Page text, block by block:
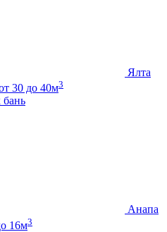
Ялта
30 до 40м3
бань
Анапа
16м3